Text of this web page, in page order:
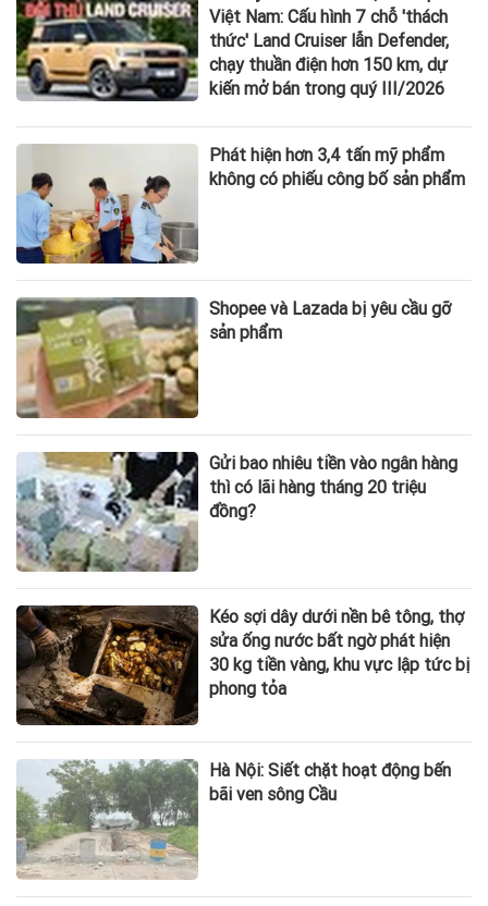
Việt Nam: Cấu hình 7 chỗ 'thách
thức' Land Cruiser lẫn Defender,
chạy thuần điện hơn 150 km, dự
kiến mở bán trong quý III/2026
Phát hiện hơn 3,4 tấn mỹ phẩm
không có phiếu công bố sản phẩm
Shopee và Lazada bị yêu cầu gỡ
sản phẩm
Gửi bao nhiêu tiền vào ngân hàng
thì có lãi hàng tháng 20 triệu
đồng?
Kéo sợi dây dưới nền bê tông, thợ
sửa ống nước bất ngờ phát hiện
30 kg tiền vàng, khu vực lập tức bị
phong tỏa
Hà Nội: Siết chặt hoạt động bến
bãi ven sông Cầu